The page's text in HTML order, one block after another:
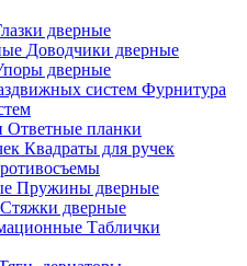
дверные
Доводчики дверные
дверные
Фурнитура
Ответные планки
Квадраты для ручек
Пружины дверные
Стяжки дверные
Таблички